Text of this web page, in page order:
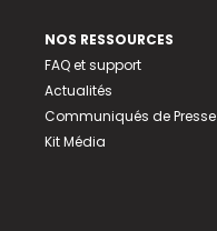
NOS RESSOURCES
FAQ et support
Actualités
Communiqués de Presse
Kit Média